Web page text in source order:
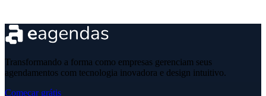
Transformando a forma como empresas gerenciam seus
agendamentos com tecnologia inovadora e design intuitivo.
Começar grátis